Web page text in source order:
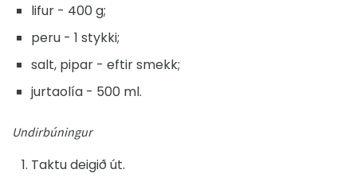
lifur - 400 g;
peru - 1 stykki;
salt, pipar - eftir smekk;
jurtaolía - 500 ml.
Undirbúningur
Taktu deigið út.